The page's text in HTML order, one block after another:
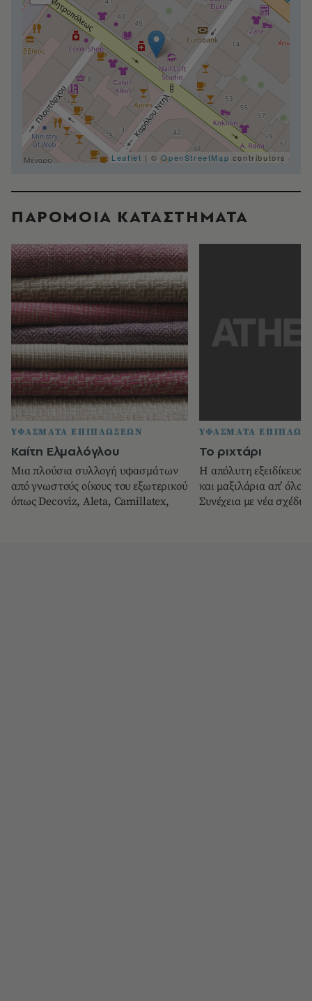
Leaflet | ©OpenStreetMap contributors
ΠΑΡΟΜΟΙΑ ΚΑΤΑΣΤΗΜΑΤΑ
ΥΦΑΣΜΑΤΑ ΕΠΙΠΛΩΣΕΩΝ
Καίτη Ελμαλόγλου
Μια πλούσια συλλογή υφασμάτων
από γνωστούς οίκους του εξωτερικού
όπως Decoviz, Aleta, Camillatex,
ΥΦΑΣΜΑΤΑ
Το ριχτάρι
Η απόλυτη
και μαξιλάρια απ’ όλο
Συνέχεια με νέα